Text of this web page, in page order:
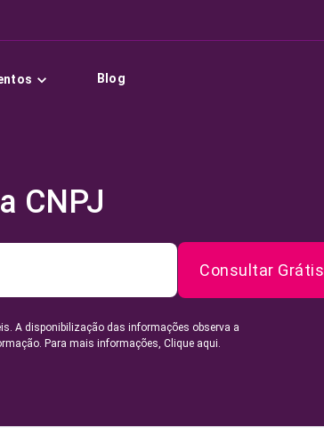
Blog
CNPJ
Consultar Grátis
A disponibilização das informações observa a
Para mais informações, Clique aqui.